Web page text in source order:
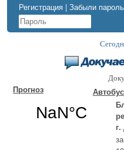
Регистрация | Забыли
Прогноз